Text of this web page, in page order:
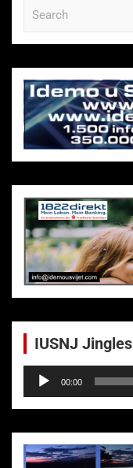
c
h
IUSNJ Jingles
Audio-
Player
00:00